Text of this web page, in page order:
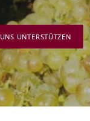
UNS UNTERSTÜTZEN